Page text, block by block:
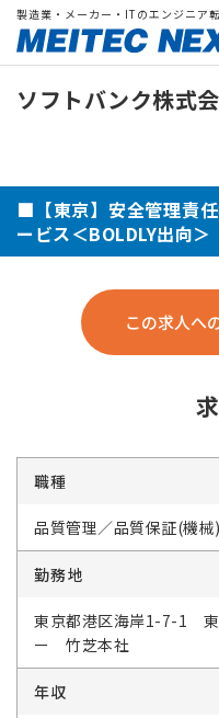
製造業・メーカー・ITのエンジニア
ソフトバンク株式
■【東京】安全管理責
ービス＜BOLDLY出向＞
この求人へ
職種
品質管理／品質保証(機械)
勤務地
東京都港区海岸1-7-1 東
ー 竹芝本社
年収